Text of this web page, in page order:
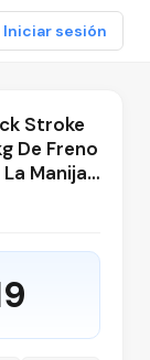
Iniciar sesión
Stroke
De Freno
Manija